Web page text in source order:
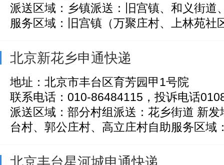
派送区域：乡镇派送：旧宫镇、和义街道
服务区域：旧宫镇（万聚庄村、上林苑社
北京新花乡申通快递
地址：北京市丰台区育芳园甲1号院
联系电话：010-86484115，投诉电话
派送区域：部分村组派送：花乡街道 新
台村、郭公庄村、高立庄村自助服务区域
北京丰台星河城申通快递